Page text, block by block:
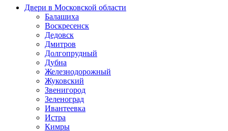
Двери в Московской области
Балашиха
Воскресенск
Дедовск
Дмитров
Долгопрудный
Дубна
Железнодорожный
Жуковский
Звенигород
Зеленоград
Ивантеевка
Истра
Кимры